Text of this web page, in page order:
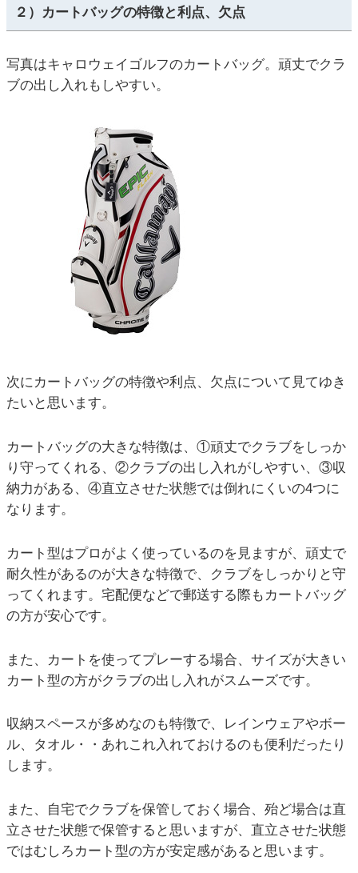
２）カートバッグの特徴と利点、欠点
写真はキャロウェイゴルフのカートバッグ。頑丈でクラ
ブの出し入れもしやすい。
次にカートバッグの特徴や利点、欠点について見てゆき
たいと思います。
カートバッグの大きな特徴は、①頑丈でクラブをしっか
り守ってくれる、②クラブの出し入れがしやすい、③収
納力がある、④直立させた状態では倒れにくいの4つに
なります。
カート型はプロがよく使っているのを見ますが、頑丈で
耐久性があるのが大きな特徴で、クラブをしっかりと守
ってくれます。宅配便などで郵送する際もカートバッグ
の方が安心です。
また、カートを使ってプレーする場合、サイズが大きい
カート型の方がクラブの出し入れがスムーズです。
収納スペースが多めなのも特徴で、レインウェアやボー
ル、タオル・・あれこれ入れておけるのも便利だったり
します。
また、自宅でクラブを保管しておく場合、殆ど場合は直
立させた状態で保管すると思いますが、直立させた状態
ではむしろカート型の方が安定感があると思います。